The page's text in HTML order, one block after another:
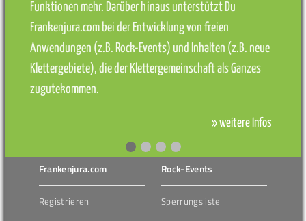
Funktionen mehr. Darüber hinaus unterstützt Du
Frankenjura.com bei der Entwicklung von freien
Anwendungen (z.B. Rock-Events) und Inhalten (z.B. neue
Klettergebiete), die der Klettergemeinschaft als Ganzes
zugutekommen.
» weitere Infos
Frankenjura.com
Registrieren
Rock-Events
Sperrungsliste